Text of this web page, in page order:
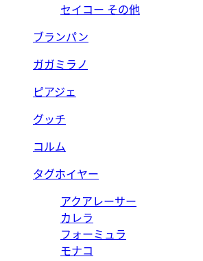
セイコー その他
ブランパン
ガガミラノ
ピアジェ
グッチ
コルム
タグホイヤー
アクアレーサー
カレラ
フォーミュラ
モナコ